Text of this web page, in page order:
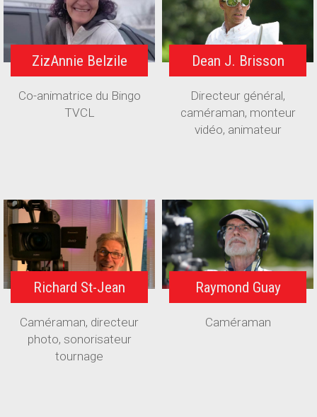
ZizAnnie Belzile
Co-animatrice du Bingo
TVCL
Dean J. Brisson
Directeur général,
caméraman, monteur
vidéo, animateur
Richard St-Jean
Caméraman, directeur
photo, sonorisateur
tournage
Raymond Guay
Caméraman